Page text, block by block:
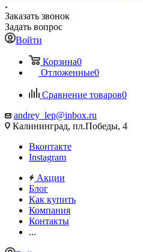
Заказать звонок
Задать вопрос
Войти
Корзина0
Отложенные0
Сравнение товаров0
andrey_lep@inbox.ru
Калининград, пл.Победы, 4
Вконтакте
Instagram
Акции
Блог
Как купить
Компания
Контакты
...